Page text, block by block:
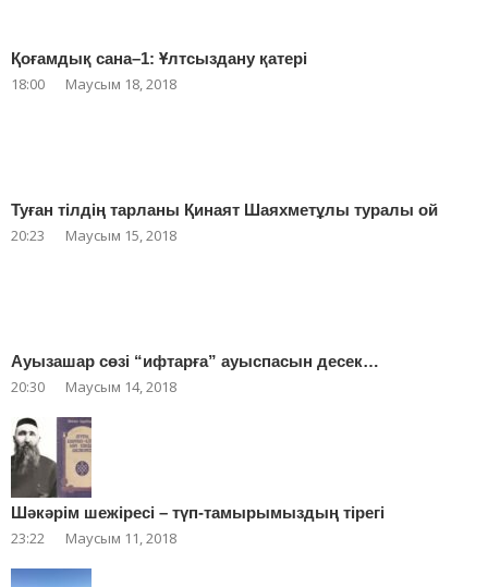
Қоғамдық сана–1: Ұлтсыздану қатері
18:00 Маусым 18, 2018
Туған тілдің тарланы Қинаят Шаяхметұлы туралы ой
20:23 Маусым 15, 2018
Ауызашар сөзі “ифтарға” ауыспасын десек…
20:30 Маусым 14, 2018
Шәкәрім шежіресі – түп-тамырымыздың тірегі
23:22 Маусым 11, 2018